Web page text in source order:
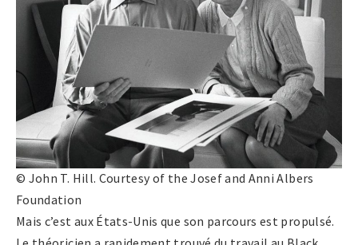
© John T. Hill. Courtesy of the Josef and Anni Albers
Foundation
Mais c’est aux États-Unis que son parcours est propulsé.